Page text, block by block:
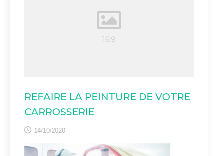
REFAIRE LA PEINTURE DE VOTRE
CARROSSERIE
14/10/2020